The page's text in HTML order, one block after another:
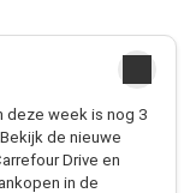
deze week is nog 3
de nieuwe
Drive en
in de